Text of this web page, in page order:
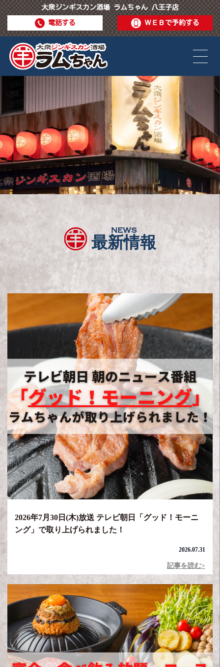
大衆ジンギスカン酒場 ラムちゃん 八王子店
電話する ＷＥＢで予約する
最新情報
NEWS
2026年7月30日(木)放送 テレビ朝日「グッド！モーニ
ング」で取り上げられました！
2026.07.31
記事を読む>